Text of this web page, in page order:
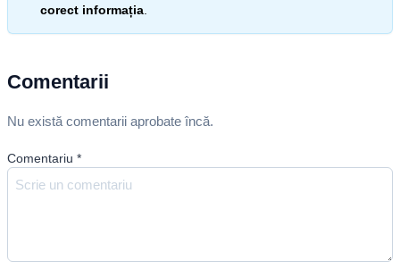
corect informația
Comentarii
Nu există comentarii aprobate încă.
Comentariu *